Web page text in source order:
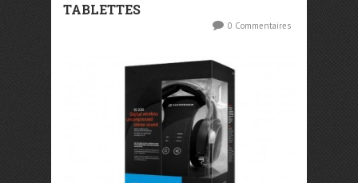
TABLETTES
0 Commentaires